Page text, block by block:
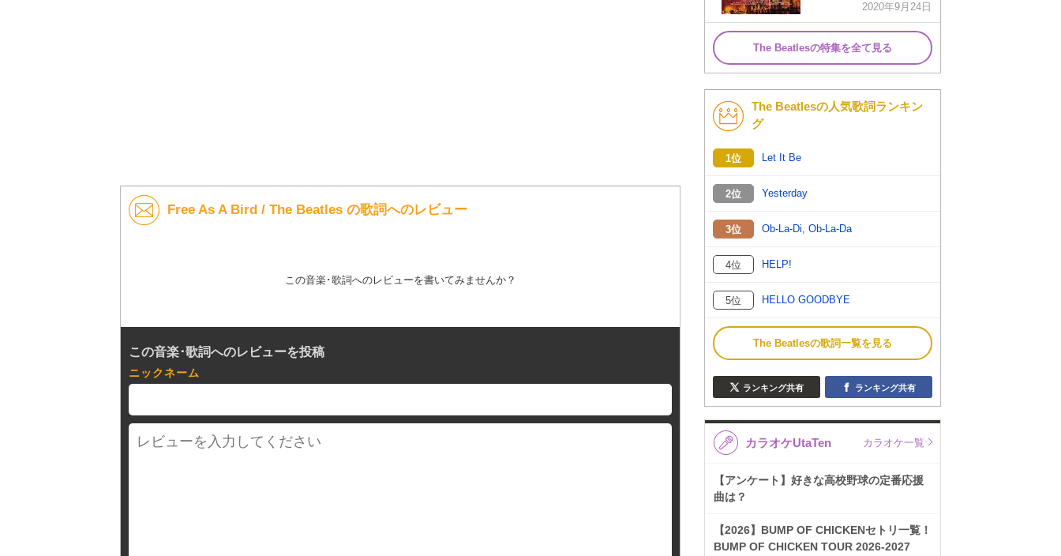
Free As A Bird / The Beatles の歌詞へのレビュー
この音楽･歌詞へのレビューを書いてみませんか？
この音楽･歌詞へのレビューを投稿
ニックネーム
2020年9月24日
The Beatlesの特集を全て見る
The Beatlesの人気歌詞ランキン
グ
1位 Let It Be
2位 Yesterday
3位 Ob-La-Di, Ob-La-Da
4位 HELP!
5位 HELLO GOODBYE
The Beatlesの歌詞一覧を見る
ランキング共有 ランキング共有
カラオケUtaTen カラオケ一覧
【アンケート】好きな高校野球の定番応援
曲は？
【2026】BUMP OF CHICKENセトリ一覧！
BUMP OF CHICKEN TOUR 2026-2027